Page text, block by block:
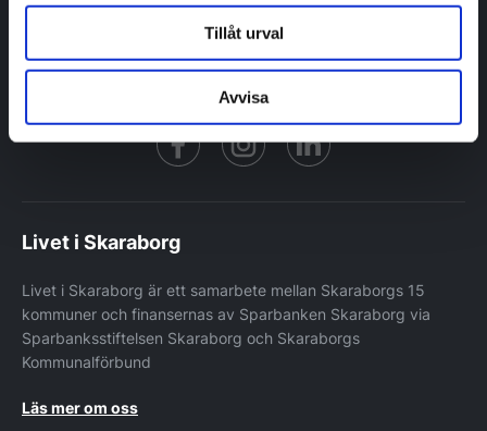
Tillåt urval
Avvisa
Facebookhttps:// https://
Livet i Skaraborg
Livet i Skaraborg är ett samarbete mellan Skaraborgs 15
kommuner och finansernas av Sparbanken Skaraborg via
Sparbanksstiftelsen Skaraborg och Skaraborgs
Kommunalförbund
Läs mer om oss